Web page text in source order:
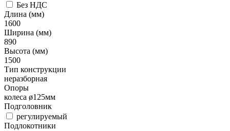
Без НДС
Длина (мм)
1600
Ширина (мм)
890
Высота (мм)
1500
Тип конструкции
неразборная
Опоры
колеса ø125мм
Подголовник
регулируемый
Подлокотники